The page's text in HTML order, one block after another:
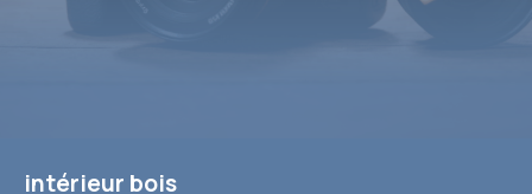
intérieur bois